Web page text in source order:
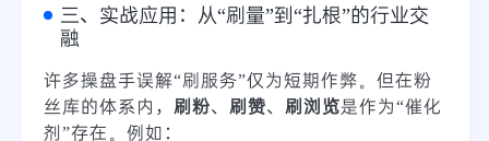
三、实战应用：从“刷量”到“扎根”的行业交
融
许多操盘手误解“刷服务”仅为短期作弊。但在粉
丝库的体系内， 刷粉、 刷赞、 刷浏览是作为“催化
剂”存在。例如：